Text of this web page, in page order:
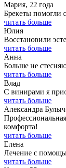
Мария, 22 года
Брекеты помогли
читать больше
Юлия
Восстановили
читать больше
Анна
Больше не
читать больше
Влад
С винирами я
читать больше
Александра
комфорта!
читать больше
Елена
Лечение с
читать больше